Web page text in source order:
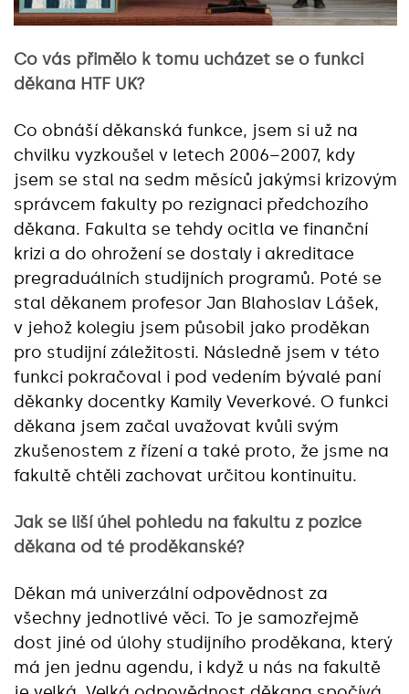
Co vás přimělo k tomu ucházet se o funkci
děkana HTF UK?
Co obnáší děkanská funkce, jsem si už na
chvilku vyzkoušel v letech 2006–2007, kdy
jsem se stal na sedm měsíců jakýmsi krizovým
správcem fakulty po rezignaci předchozího
děkana. Fakulta se tehdy ocitla ve finanční
krizi a do ohrožení se dostaly i akreditace
pregraduálních studijních programů. Poté se
stal děkanem profesor Jan Blahoslav Lášek,
v jehož kolegiu jsem působil jako proděkan
pro studijní záležitosti. Následně jsem v této
funkci pokračoval i pod vedením bývalé paní
děkanky docentky Kamily Veverkové. O funkci
děkana jsem začal uvažovat kvůli svým
zkušenostem z řízení a také proto, že jsme na
fakultě chtěli zachovat určitou kontinuitu.
Jak se liší úhel pohledu na fakultu z pozice
děkana od té proděkanské?
Děkan má univerzální odpovědnost za
všechny jednotlivé věci. To je samozřejmě
dost jiné od úlohy studijního proděkana, který
má jen jednu agendu, i když u nás na fakultě